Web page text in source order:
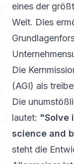
eines der
Welt. Dies
Die
(AGI) als
Die
lautet: "Solve
science and
steht die